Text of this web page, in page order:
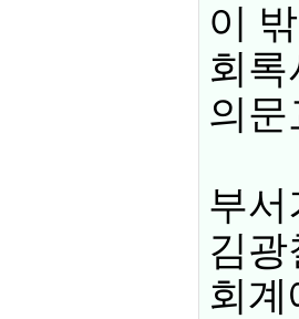
이
회
의
부
김
회